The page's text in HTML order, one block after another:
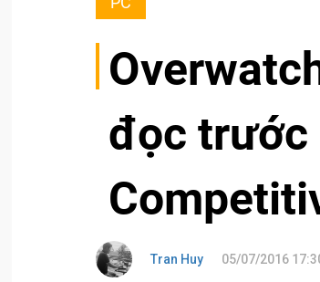
đọc trước
Tran Huy 05/07/2016